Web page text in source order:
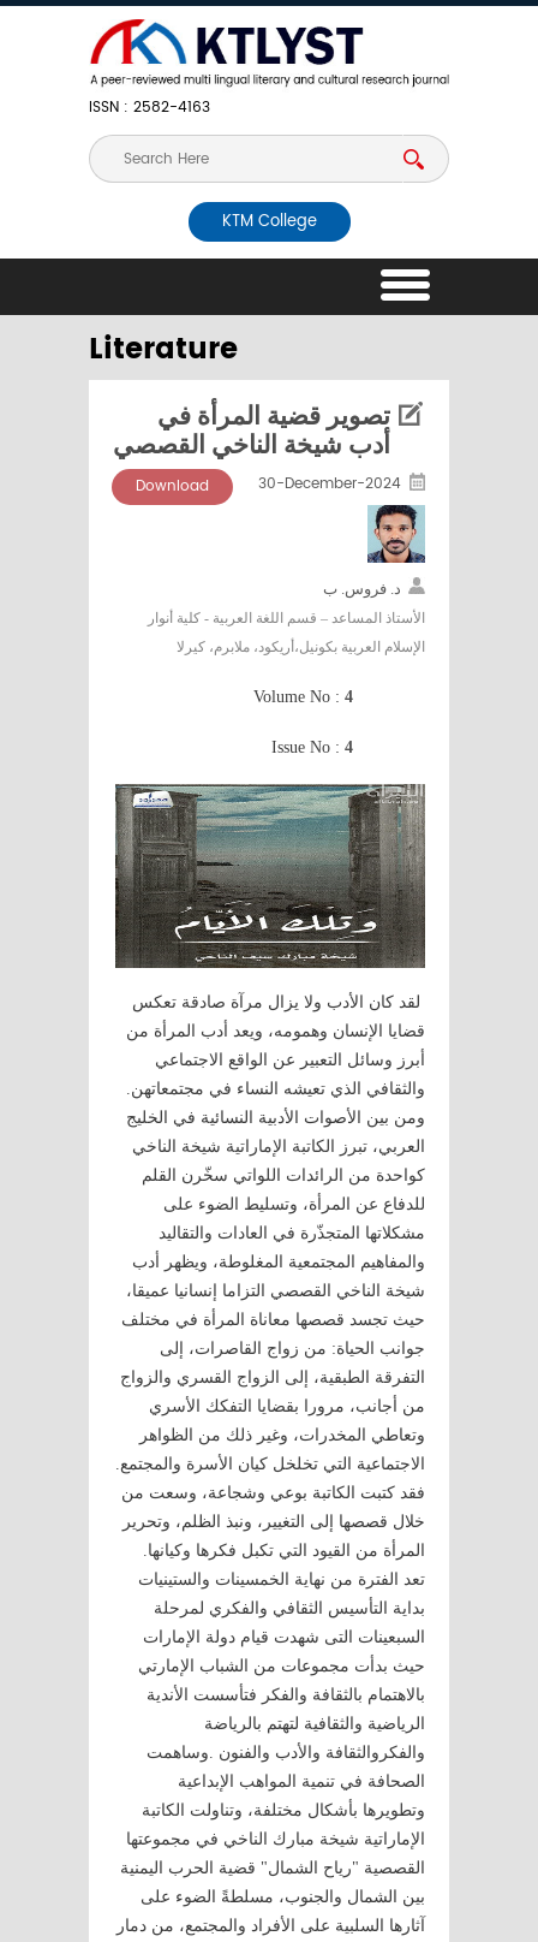
ISSN : 2582-4163
KTM College
Literature
تصوير قضية المرأة في
أدب شيخة الناخي القصصي
30-December-2024
Download
د. فروس. ب
الأستاذ المساعد – قسم اللغة العربية - كلية أنوار
الإسلام العربية بكونيل،أريكود، ملابرم، كيرلا
Volume No : 4
Issue No : 4
لقد كان الأدب ولا يزال مرآة صادقة تعكس
قضايا الإنسان وهمومه، ويعد أدب المرأة من
أبرز وسائل التعبير عن الواقع الاجتماعي
والثقافي الذي تعيشه النساء في مجتمعاتهن.
ومن بين الأصوات الأدبية النسائية في الخليج
العربي، تبرز الكاتبة الإماراتية شيخة الناخي
كواحدة من الرائدات اللواتي سخّرن القلم
للدفاع عن المرأة، وتسليط الضوء على
مشكلاتها المتجذّرة في العادات والتقاليد
والمفاهيم المجتمعية المغلوطة، ويظهر أدب
شيخة الناخي القصصي التزاما إنسانيا عميقا،
حيث تجسد قصصها معاناة المرأة في مختلف
جوانب الحياة: من زواج القاصرات، إلى
التفرقة الطبقية، إلى الزواج القسري والزواج
من أجانب، مرورا بقضايا التفكك الأسري
وتعاطي المخدرات، وغير ذلك من الظواهر
الاجتماعية التي تخلخل كيان الأسرة والمجتمع.
فقد كتبت الكاتبة بوعي وشجاعة، وسعت من
خلال قصصها إلى التغيير، ونبذ الظلم، وتحرير
المرأة من القيود التي تكبل فكرها وكيانها.
تعد الفترة من نهاية الخمسينات والستينيات
بداية التأسيس الثقافي والفكري لمرحلة
السبعينات التى شهدت قيام دولة الإمارات
حيث بدأت مجموعات من الشباب الإمارتي
بالاهتمام بالثقافة والفكر فتأسست الأندية
الرياضية والثقافية لتهتم بالرياضة
والفكروالثقافة والأدب والفنون .وساهمت
الصحافة في تنمية المواهب الإبداعية
وتطويرها بأشكال مختلفة، وتناولت الكاتبة
الإماراتية شيخة مبارك الناخي في مجموعتها
القصصية "رياح الشمال" قضية الحرب اليمنية
بين الشمال والجنوب، مسلطةً الضوء على
آثارها السلبية على الأفراد والمجتمع، من دمار